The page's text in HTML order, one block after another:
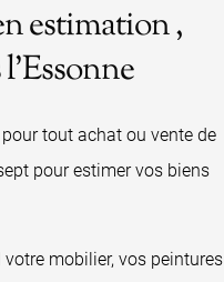
estimation ,
tout achat ou vente de
pour estimer vos biens
mobilier, vos peintures